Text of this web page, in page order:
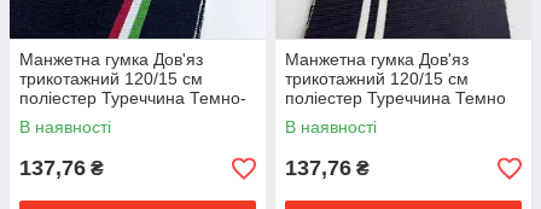
Манжетна гумка Дов'яз
трикотажний 120/15 см
поліестер Туреччина Темно-
синій з трьома смугами
В наявності
137,76 ₴
Манжетна гумка Дов'яз
трикотажний 120/15 см
поліестер Туреччина Темно
сірий з двома білими
смужками
В наявності
137,76 ₴